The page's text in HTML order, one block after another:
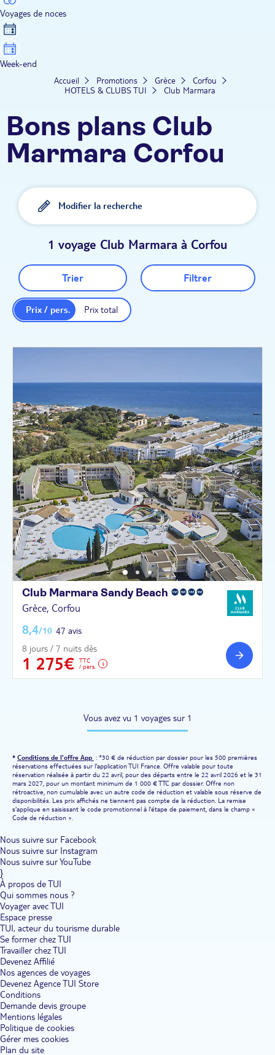
Voyages de noces
Week-end
Accueil Promotions Grèce
Corfou
HOTELS & CLUBS TUI
Club Marmara
Bons plans Club
Marmara Corfou
Modifier la recherche
1 voyage Club Marmara à Corfou
Trier Filtrer
Prix total
Prix / pers.
Club Marmara Sandy Beach
Grèce, Corfou
8,4/10 47 avis
8 jours / 7 nuits dès
1 275€
TTC
/ pers.
Vous avez vu 1 voyages sur 1
* Conditions de l'offre App : *30 € de réduction par dossier pour les 500 premières
réservations effectuées sur l'application TUI France. Offre valable pour toute
réservation réalisée à partir du 22 avril, pour des départs entre le 22 avril 2026 et le 31
mars 2027, pour un montant minimum de 1 000 € TTC par dossier. Offre non
rétroactive, non cumulable avec un autre code de réduction et valable sous réserve de
disponibilités. Les prix affichés ne tiennent pas compte de la réduction. La remise
s'applique en saisissant le code promotionnel à l'étape de paiement, dans le champ «
Code de réduction ».
Nous suivre sur Facebook
Nous suivre sur Instagram
Nous suivre sur YouTube
}
À propos de TUI
Qui sommes nous ?
Voyager avec TUI
Espace presse
TUI, acteur du tourisme durable
Se former chez TUI
Travailler chez TUI
Devenez Affilié
Nos agences de voyages
Devenez Agence TUI Store
Conditions
Demande devis groupe
Mentions légales
Politique de cookies
Gérer mes cookies
Plan du site